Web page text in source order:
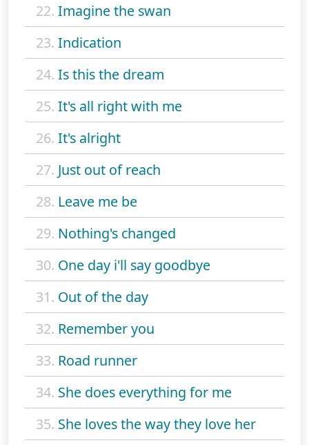
22. Imagine the swan
23. Indication
24. Is this the dream
25. It's all right with me
26. It's alright
27. Just out of reach
28. Leave me be
29. Nothing's changed
30. One day i'll say goodbye
31. Out of the day
32. Remember you
33. Road runner
34. She does everything for me
35. She loves the way they love her